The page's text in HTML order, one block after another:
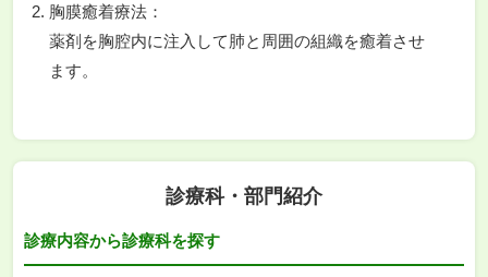
胸膜癒着療法：
薬剤を胸腔内に注入して肺と周囲の組織を癒着させ
ます。
診療科・部門紹介
診療内容から診療科を探す